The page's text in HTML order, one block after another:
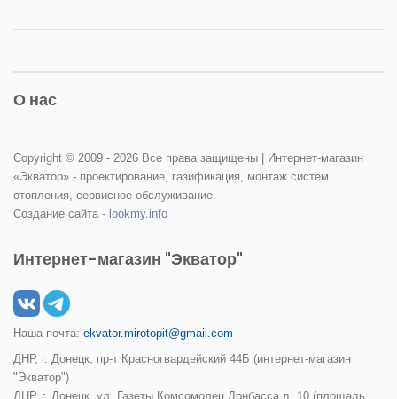
О нас
Copyright © 2009 - 2026 Все права защищены | Интернет-магазин
«Экватор» - проектирование, газификация, монтаж систем
отопления, сервисное обслуживание.
Создание сайта - lookmy.info
Интернет-магазин "Экватор"
Наша почта: ekvator.mirotopit@gmail.com
ДНР, г. Донецк, пр-т Красногвардейский 44Б (интернет-магазин
"Экватор")
ДНР, г. Донецк, ул. Газеты Комсомолец Донбасса д. 10 (площадь